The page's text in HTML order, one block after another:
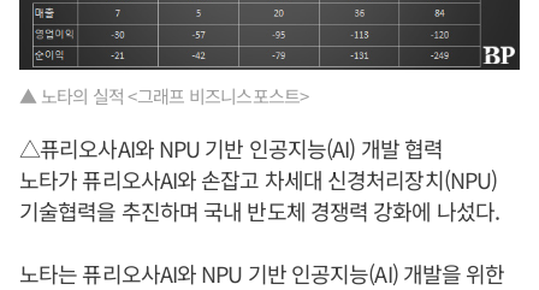
▲ 노타의 실적 <그래프 비즈니스포스트>
△퓨리오사AI와 NPU 기반 인공지능(AI) 개발 협력
노타가 퓨리오사AI와 손잡고 차세대 신경처리장치(NPU)
기술협력을 추진하며 국내 반도체 경쟁력 강화에 나섰다.
노타는 퓨리오사AI와 NPU 기반 인공지능(AI) 개발을 위한